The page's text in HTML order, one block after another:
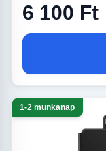
6 100 Ft
1-2 munkanap